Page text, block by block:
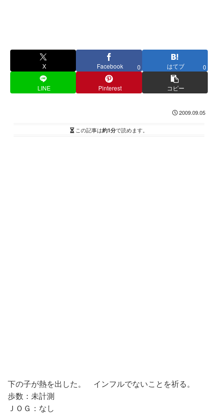
X Facebook 0 はてブ 0
LINE Pinterest コピー
2009.09.05
この記事は約1分で読めます。
下の子が熱を出した。 インフルでないことを祈る。
歩数：未計測
ＪＯＧ：なし